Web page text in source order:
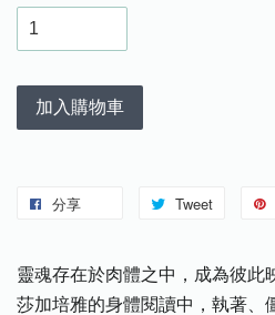
加入購物車
分享 Tweet
靈魂存在於肉體之中，成為彼此
莎加培雅的身體閱讀中，執著、